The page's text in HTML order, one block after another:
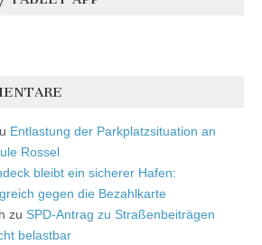
Entlastung der Parkplatzsituation an
Rossel
bleibt ein sicherer Hafen:
gegen die Bezahlkarte
zu SPD-Antrag zu Straßenbeiträgen
belastbar